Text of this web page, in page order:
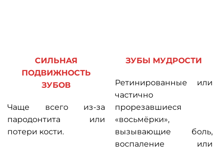
СИЛЬНАЯ
ПОДВИЖНОСТЬ
ЗУБОВ
Чаще всего из-за
пародонтита или
потери кости.
ЗУБЫ МУДРОСТИ
Ретинированные или
частично
прорезавшиеся
«восьмёрки»,
вызывающие боль,
воспаление или